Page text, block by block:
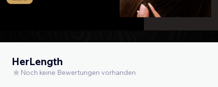
HerLength
Noch keine Bewertungen vorhanden